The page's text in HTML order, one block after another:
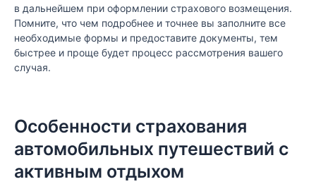
в дальнейшем при оформлении страхового возмещения.
Помните, что чем подробнее и точнее вы заполните все
необходимые формы и предоставите документы, тем
быстрее и проще будет процесс рассмотрения вашего
случая.
Особенности страхования
автомобильных путешествий с
активным отдыхом